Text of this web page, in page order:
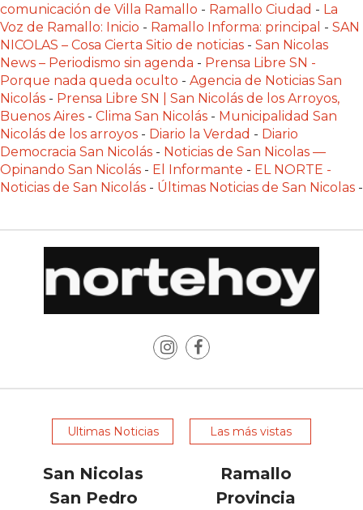
POR
WHATSAPP:
LA
GUÍA
DEFINITIVA
PARA
RESTAURANTES
Y
DELIVERIES
¿CUÁL
CHANGUITO.COM.AR,
ARGENTINA
comunicación de Villa Ramallo - Ramallo Ciudad - La
Voz de Ramallo: Inicio - Ramallo Informa: principal - SAN
NICOLAS – Cosa Cierta Sitio de noticias - San Nicolas
News – Periodismo sin agenda - Prensa Libre SN -
Porque nada queda oculto - Agencia de Noticias San
Nicolás - Prensa Libre SN | San Nicolás de los Arroyos,
Buenos Aires - Clima San Nicolás - Municipalidad San
Nicolás de los arroyos - Diario la Verdad - Diario
Democracia San Nicolás - Noticias de San Nicolas —
Opinando San Nicolás - El Informante - EL NORTE -
Noticias de San Nicolás - Últimas Noticias de San Nicolas -
Ultimas Noticias Las más vistas
San Nicolas
Ramallo
San Pedro
Provincia